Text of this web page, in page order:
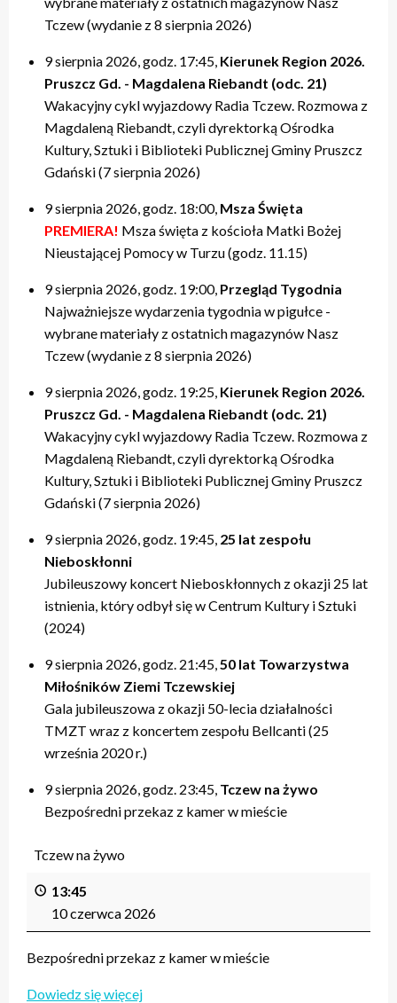
Tczew (wydanie z 8 sierpnia 2026)
9 sierpnia 2026, godz. 17:45, Kierunek Region 2026.
Pruszcz Gd. - Magdalena Riebandt (odc. 21)
Wakacyjny cykl wyjazdowy Radia Tczew. Rozmowa z
Magdaleną Riebandt, czyli dyrektorką Ośrodka
Kultury, Sztuki i Biblioteki Publicznej Gminy Pruszcz
Gdański (7 sierpnia 2026)
9 sierpnia 2026, godz. 18:00, Msza Święta
PREMIERA! Msza święta z kościoła Matki Bożej
Nieustającej Pomocy w Turzu (godz. 11.15)
9 sierpnia 2026, godz. 19:00, Przegląd Tygodnia
Najważniejsze wydarzenia tygodnia w pigułce -
wybrane materiały z ostatnich magazynów Nasz
Tczew (wydanie z 8 sierpnia 2026)
9 sierpnia 2026, godz. 19:25, Kierunek Region 2026.
Pruszcz Gd. - Magdalena Riebandt (odc. 21)
Wakacyjny cykl wyjazdowy Radia Tczew. Rozmowa z
Magdaleną Riebandt, czyli dyrektorką Ośrodka
Kultury, Sztuki i Biblioteki Publicznej Gminy Pruszcz
Gdański (7 sierpnia 2026)
9 sierpnia 2026, godz. 19:45, 25 lat zespołu
Nieboskłonni
Jubileuszowy koncert Nieboskłonnych z okazji 25 lat
istnienia, który odbył się w Centrum Kultury i Sztuki
(2024)
9 sierpnia 2026, godz. 21:45, 50 lat Towarzystwa
Miłośników Ziemi Tczewskiej
Gala jubileuszowa z okazji 50-lecia działalności
TMZT wraz z koncertem zespołu Bellcanti (25
września 2020 r.)
9 sierpnia 2026, godz. 23:45, Tczew na żywo
Bezpośredni przekaz z kamer w mieście
Tczew na żywo
13:45
10 czerwca 2026
Bezpośredni przekaz z kamer w mieście
Dowiedz się więcej